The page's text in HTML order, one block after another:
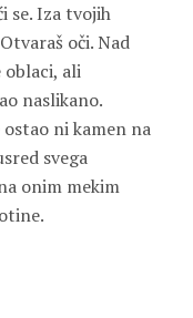
se. Iza tvojih
oči. Nad
ali
naslikano.
ostao ni kamen na
svega
onim mekim